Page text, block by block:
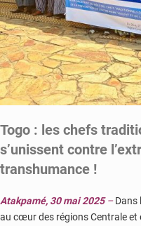
Togo : les chefs
s’unissent contre
transhumance !
Atakpamé, 30 mai 2025–Dans
au cœur des régions Centrale et